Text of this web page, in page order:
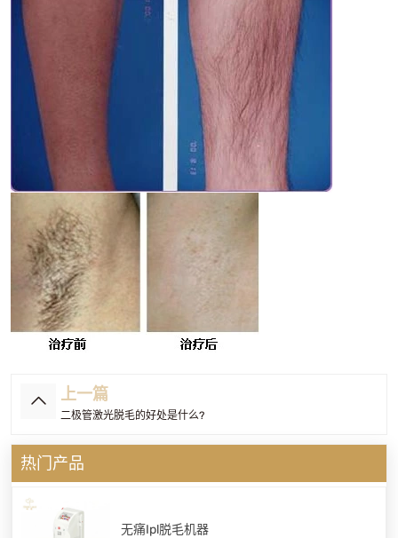
上一篇
二极管激光脱毛的好处是什么?
热门产品
无痛Ipl脱毛机器